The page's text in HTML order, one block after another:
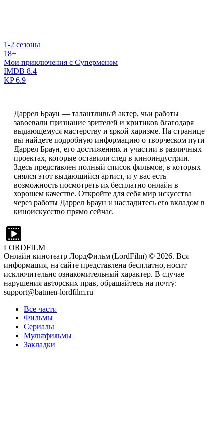
1-2 сезоны
18+
Мои приключения с Суперменом
IMDB 8.4
KP6.9
Даррел Браун — талантливый актер, чьи работы
завоевали признание зрителей и критиков благодаря
выдающемуся мастерству и яркой харизме. На странице
вы найдете подробную информацию о творческом пути
Даррел Браун, его достижениях и участии в различных
проектах, которые оставили след в киноиндустрии.
Здесь представлен полный список фильмов, в которых
снялся этот выдающийся артист, и у вас есть
возможность посмотреть их бесплатно онлайн в
хорошем качестве. Откройте для себя мир искусства
через работы Даррел Браун и насладитесь его вкладом в
киноискусство прямо сейчас.
LORDFILM
Онлайн кинотеатр ЛордФильм (LordFilm) © 2026. Вся
информация, на сайте представлена бесплатно, носит
исключительно ознакомительный характер. В случае
нарушения авторских прав, обращайтесь на почту:
support@batmen-lordfilm.ru
Все части
Фильмы
Сериалы
Мультфильмы
Закладки